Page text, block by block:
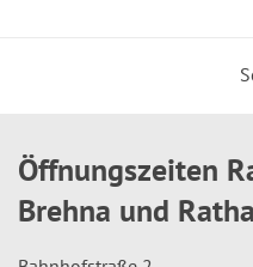
Öffnungszeiten
Brehna und